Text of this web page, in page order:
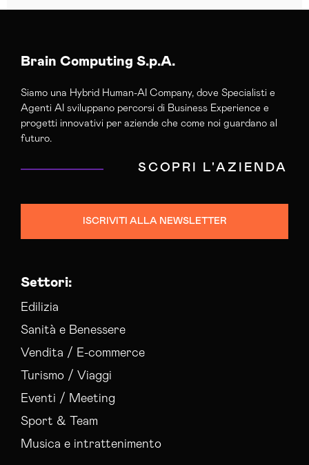
Brain Computing S.p.A.
Siamo una Hybrid Human-AI Company, dove Specialisti e
Agenti AI sviluppano percorsi di Business Experience e
progetti innovativi per aziende che come noi guardano al
futuro.
SCOPRI L'AZIENDA
ISCRIVITI ALLA NEWSLETTER
Settori:
Edilizia
Sanità e Benessere
Vendita / E-commerce
Turismo / Viaggi
Eventi / Meeting
Sport & Team
Musica e intrattenimento